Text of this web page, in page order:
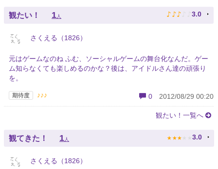
観たい！ 1人 ♪ ♪ ♪ ♪ ♪ 3.0
さくえる（1826）
元はゲームなのね ふむ、ソーシャルゲームの舞台化なんだ。ゲー
ム知らなくても楽しめるのかな？後は、アイドルさん達の頑張り
を。
期待度 ♪♪♪ 0 2012/08/29 00:20
観たい！一覧へ
観てきた！ 1 人 ★ ★ ★ ★ ★ 3.0
さくえる（1826）